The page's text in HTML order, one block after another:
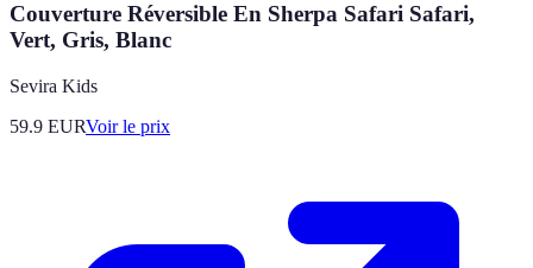
Couverture Réversible En Sherpa Safari Safari,
Vert, Gris, Blanc
Sevira Kids
59.9 EURVoir le prix